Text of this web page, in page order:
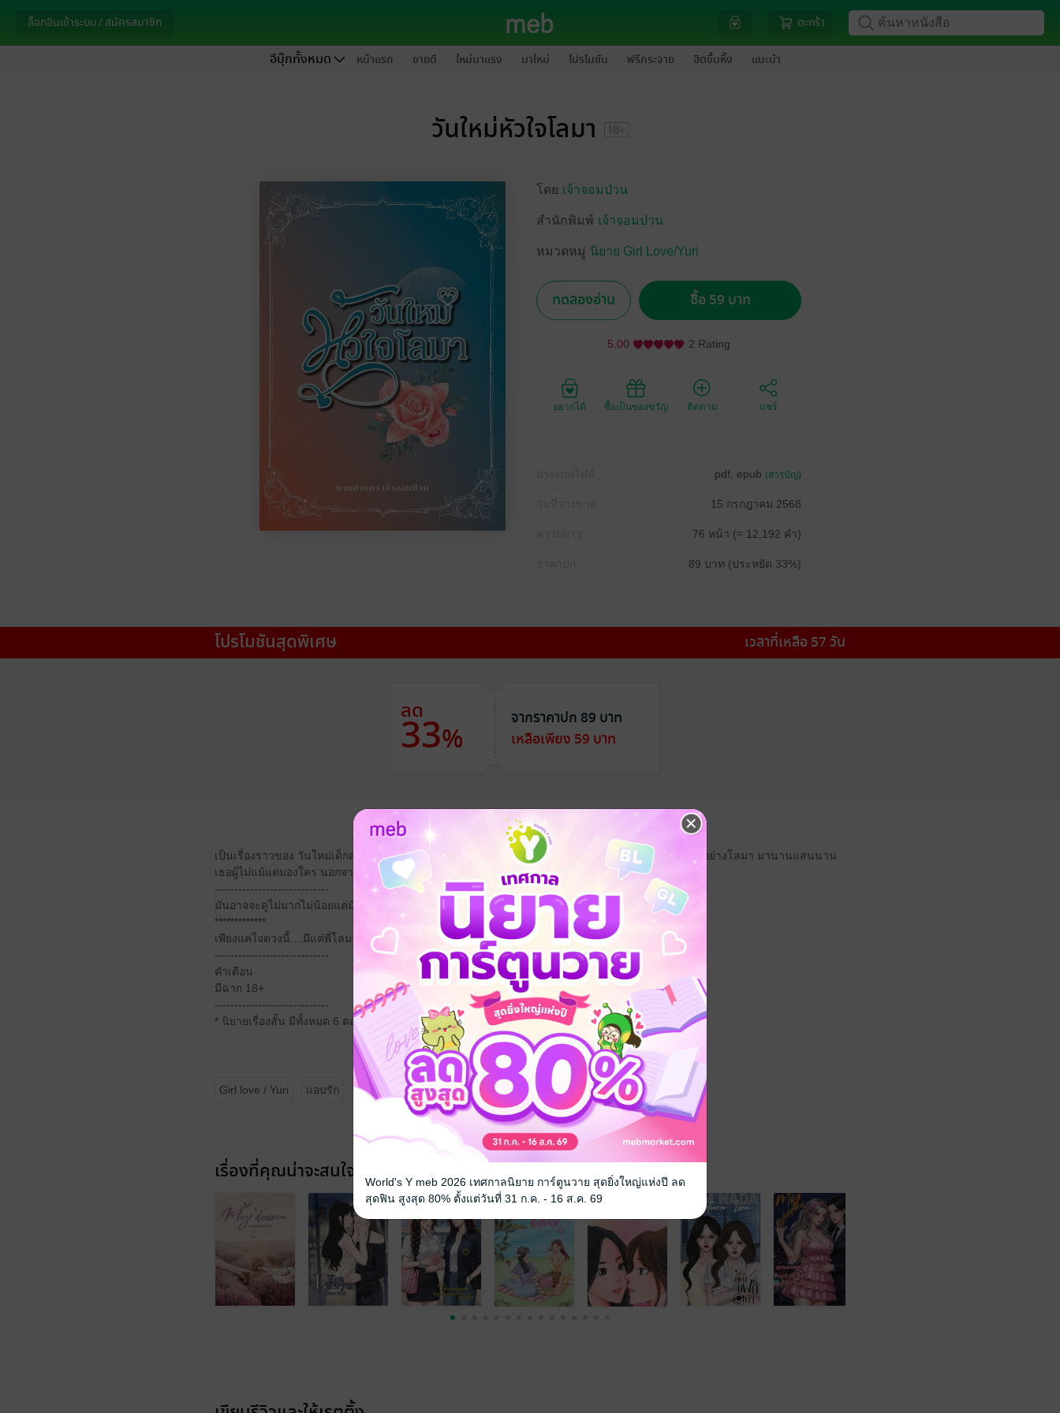
ล็อกอินเข้าระบบ / สมัครสมาชิก ตะกร้า
อีบุ๊กทั้งหมด หน้าแรก ขายดี ใหม่มาแรง มาใหม่ โปรโมชัน ฟรีกระจาย ฮิตขึ้นหิ้ง แนะนำ
วันใหม่หัวใจโลมา
โดย เจ้าจอมป่วน
สำนักพิมพ์ เจ้าจอมป่วน
หมวดหมู่ นิยาย Girl Love/Yuri
ทดลองอ่าน ซื้อ 59 บาท
5.00 2 Rating
อยากได้ ซื้อเป็นของขวัญ ติดตาม แชร์
pdf, epub (สารบัญ)
15 กรกฎาคม 2568
76 หน้า (≈ 12,192 คำ)
89 บาท (ประหยัด 33%)
โปรโมชันสุดพิเศษ เวลาที่เหลือ 57 วัน
ลด
33%
จากราคาปก 89 บาท
เหลือเพียง 59 บาท
เป็นเรื่องราวของ วันใหม่เด็กสาววัยรุ่นอายุ 20 ปี หลงรัก แอบชอบพี่สาวข้างบ้าน นักธุรกิจสาว อายุ 25 ปี อย่างโลมา มานานแสนนาน
เธอผู้ไม่แม้แต่มองใคร นอกจากพี่โลมาเพียง ผู้เดียว เพราะหัวใจดวงนี้มีแต่พี่โลมา
-----------------------------
มันอาจจะดูไม่มากไม่น้อยแต่มันสม่ำเสมอ
*************
เพียงแค่ใจดวงนี้....มีแค่พี่โลมา
-----------------------------
คำเตือน
มีฉาก 18+
-----------------------------
* นิยายเรื่องสั้น มีทั้งหมด 6 ตอน + ตอนพิเศษ 1 ตอน *
Girl love / Yuri แอบรัก รักต่างวัย
เรื่องที่คุณน่าจะสนใจ
World's Y meb 2026 เทศกาลนิยาย การ์ตูนวาย สุดยิ่งใหญ่แห่งปี ลด
สุดฟิน สูงสุด 80% ตั้งแต่วันที่ 31 ก.ค. - 16 ส.ค. 69